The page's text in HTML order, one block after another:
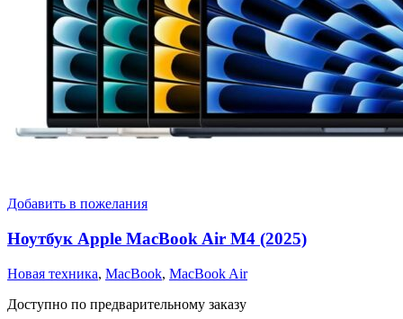
Добавить в пожелания
Ноутбук Apple MacBook Air M4 (2025)
Новая техника, MacBook, MacBook Air
Доступно по предварительному заказу